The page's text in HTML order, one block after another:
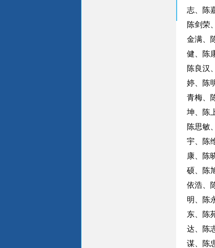
志、陈
陈剑荣
金满、
健、陈
陈良汉
婷、陈
青梅、
坤、陈
陈思敏
宇、陈
康、陈
硕、陈
依浩、
明、陈
东、陈
达、陈
谋、陈